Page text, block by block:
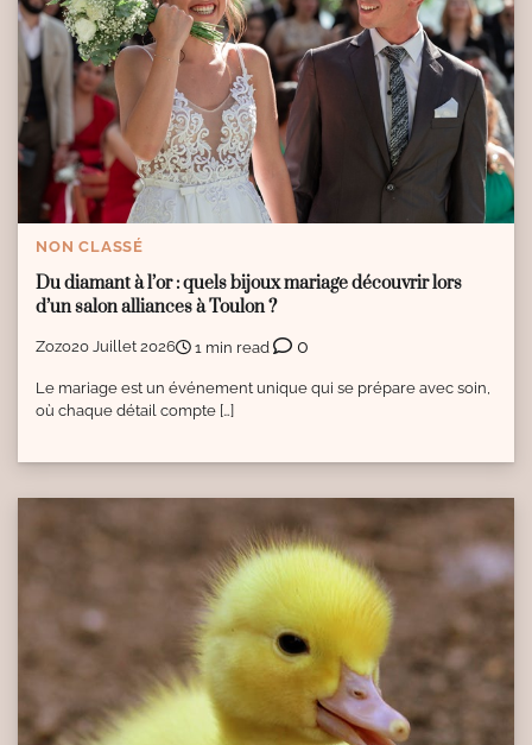
NON CLASSÉ
Du diamant à l’or : quels bijoux mariage découvrir lors
d’un salon alliances à Toulon ?
Zozo20 Juillet 2026 1 min read 0
Le mariage est un événement unique qui se prépare avec soin,
où chaque détail compte […]